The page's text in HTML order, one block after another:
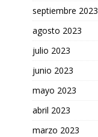
septiembre 2023
agosto 2023
julio 2023
junio 2023
mayo 2023
abril 2023
marzo 2023